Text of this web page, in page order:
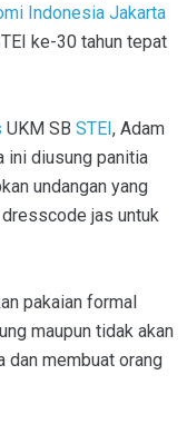
Indonesia Jakarta
ke-30 tahun tepat
UKM SB STEI, Adam
ini diusung panitia
undangan yang
jas untuk
pakaian formal
maupun tidak akan
dan membuat orang